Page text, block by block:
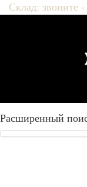
Склад: звоните
Расширенный